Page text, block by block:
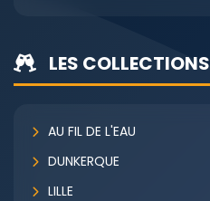
LES COLLECTIONS
AU FIL DE L'EAU
DUNKERQUE
LILLE